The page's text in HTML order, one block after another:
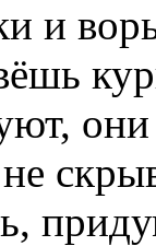
и
они
не